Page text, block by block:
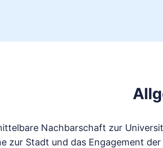
Nachbarschaft zur
zur Stadt und das Engagement